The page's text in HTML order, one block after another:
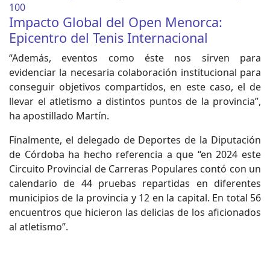
Impacto Global del Open Menorca:
Epicentro del Tenis Internacional
“Además, eventos como éste nos sirven para
evidenciar la necesaria colaboración institucional para
conseguir objetivos compartidos, en este caso, el de
llevar el atletismo a distintos puntos de la provincia”,
ha apostillado Martín.
Finalmente, el delegado de Deportes de la Diputación
de Córdoba ha hecho referencia a que “en 2024 este
Circuito Provincial de Carreras Populares contó con un
calendario de 44 pruebas repartidas en diferentes
municipios de la provincia y 12 en la capital. En total 56
encuentros que hicieron las delicias de los aficionados
al atletismo”.